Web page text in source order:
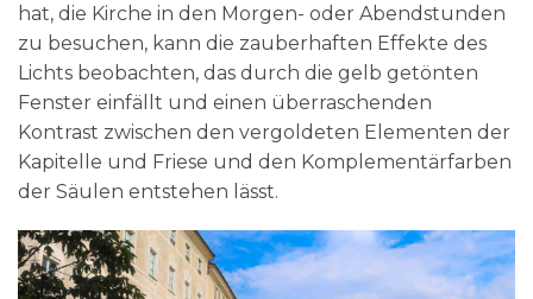
hat, die Kirche in den Morgen- oder Abendstunden
zu besuchen, kann die zauberhaften Effekte des
Lichts beobachten, das durch die gelb getönten
Fenster einfällt und einen überraschenden
Kontrast zwischen den vergoldeten Elementen der
Kapitelle und Friese und den Komplementärfarben
der Säulen entstehen lässt.